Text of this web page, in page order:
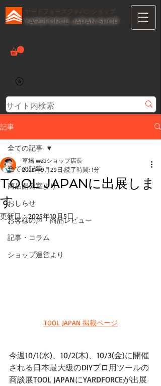
ヤードフォースジャパンショップ
YARDFORCE JAPAN SHOP
記事
全ての記事
商品開発室より
おしらせ
お客様の声・商品レビュー
記事・コラム
ショップ運営より
全ての記事
TOOL JAPANに出展しま
す
草場 webショップ店長
2025年9月29日 読了時間: 1分
更新日：2025年10月5日
TOOL JAPAN 掲載ページ
今週10/1(水)、10/2(木)、10/3(金)に開催
される日本最大級のDIYプロ用ツールの
商談展TOOL JAPANにYARDFORCEが出展